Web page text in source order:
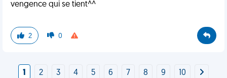
vengence qui se tient^^
2 0
1 2 3 4 5 6 7 8 9 10